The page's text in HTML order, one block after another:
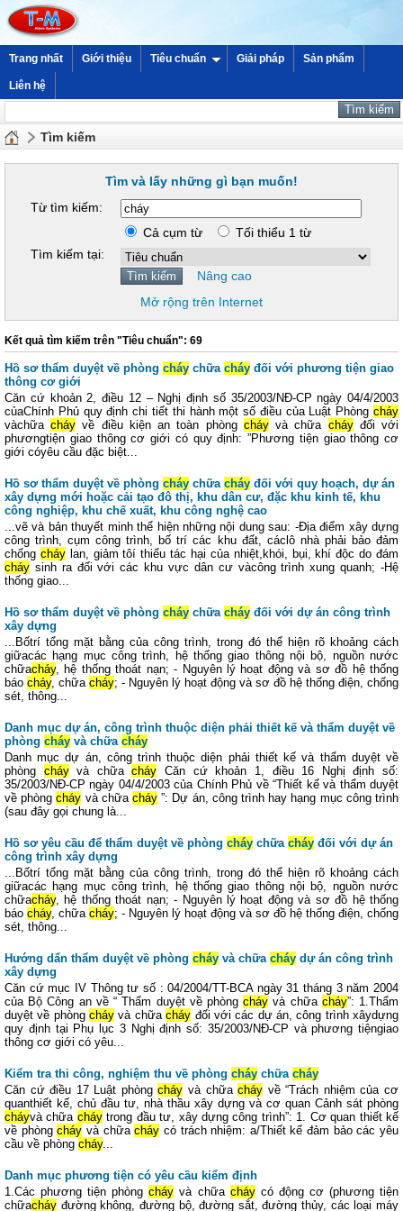
Trang nhất Giới thiệu Tiêu chuẩn Giải pháp Sản phẩm
Liên hệ
Tìm kiếm
Tìm và lấy những gì bạn muốn!
Từ tìm kiếm:
Cả cụm từ
Tối thiểu 1 từ
Tìm kiếm tại:
Nâng cao
Mở rộng trên Internet
Kết quả tìm kiếm trên "Tiêu chuẩn": 69
Hồ sơ thẩm duyệt về phòng cháy chữa cháy đối với phương tiện giao
thông cơ giới
Căn cứ khoản 2, điều 12 – Nghị định số 35/2003/NĐ-CP ngày 04/4/2003
củaChính Phủ quy định chi tiết thi hành một số điều của Luật Phòng cháy
vàchữacháy về điều kiện an toàn phòng cháyvà chữa cháyđối với
phươngtiện giao thông cơ giới có quy định: ”Phương tiện giao thông cơ
giới cóyêu cầu đặc biệt...
Hồ sơ thẩm duyệt về phòng cháy chữa cháy đối với quy hoạch, dự án
xây dựng mới hoặc cải tạo đô thị, khu dân cư, đặc khu kinh tế, khu
công nghiệp, khu chế xuất, khu công nghệ cao
...vẽ và bản thuyết minh thể hiện những nội dung sau: -Địa điểm xây dựng
công trình, cụm công trình, bố trí các khu đất, cáclô nhà phải bảo đảm
chống cháylan, giảm tôí thiểu tác hại của nhiệt,khói, bụi, khí độc do đám
cháy sinh ra đối với các khu vực dân cư vàcông trình xung quanh; -Hệ
thống giao...
Hồ sơ thẩm duyệt về phòng cháy chữa cháy đối với dự án công trình
xây dựng
...Bốtrí tổng mặt bằng của công trình, trong đó thể hiện rõ khoảng cách
giữacác hạng mục công trình, hệ thống giao thông nội bộ, nguồn nước
chữacháy, hệ thống thoát nạn; - Nguyên lý hoạt động và sơ đồ hệ thống
báo cháy, chữa cháy; - Nguyên lý hoạt động và sơ đồ hệ thống điện, chống
sét, thông...
Danh mục dự án, công trình thuộc diện phải thiết kế và thẩm duyệt về
phòng cháy và chữa cháy
Danh mục dự án, công trình thuộc diện phải thiết kế và thẩm duyệt về
phòng cháyvà chữacháy Căn cứ khoản 1, điều 16 Nghị định số:
35/2003/NĐ-CP ngày 04/4/2003 của Chính Phủ về “Thiết kế và thẩm duyệt
về phòngcháy và chữacháy ”: Dự án, công trình hay hạng mục công trình
(sau đây gọi chung là...
Hồ sơ yêu cầu để thẩm duyệt về phòng cháy chữa cháy đối với dự án
công trình xây dựng
...Bốtrí tổng mặt bằng của công trình, trong đó thể hiện rõ khoảng cách
giữacác hạng mục công trình, hệ thống giao thông nội bộ, nguồn nước
chữacháy, hệ thống thoát nạn; - Nguyên lý hoạt động và sơ đồ hệ thống
báo cháy, chữa cháy; - Nguyên lý hoạt động và sơ đồ hệ thống điện, chống
sét, thông...
Hướng dẩn thẩm duyệt về phòng cháy và chữa cháy dự án công trình
xây dựng
Căn cứ mục IV Thông tư số : 04/2004/TT-BCA ngày 31 tháng 3 năm 2004
của Bộ Công an về “ Thẩm duyệt về phòngcháy và chữa cháy”: 1.Thẩm
duyệt về phòngcháy và chữacháy đối với các dự án, công trình xâydựng
quy định tại Phụ lục 3 Nghị định số: 35/2003/NĐ-CP và phương tiệngiao
thông cơ giới có yêu...
Kiểm tra thi công, nghiệm thu về phòng cháy chữa cháy
Căn cứ điều 17 Luật phòngcháy và chữacháy về “Trách nhiệm của cơ
quanthiết kế, chủ đầu tư, nhà thầu xây dựng và cơ quan Cảnh sát phòng
cháyvà chữa cháytrong đầu tư, xây dựng công trình”: 1. Cơ quan thiết kế
về phòngcháy và chữacháy có trách nhiệm: a/Thiết kế đảm bảo các yêu
cầu về phòng cháy...
Danh mục phương tiện có yêu cầu kiểm định
1.Các phương tiện phòngcháy và chữa cháycó động cơ (phương tiện
chữacháy đường không, đường bộ, đường sắt, đường thủy, các loại máy